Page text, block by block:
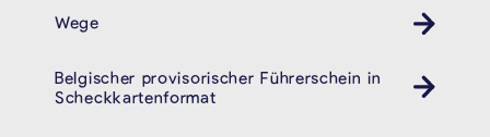
Wege
Belgischer provisorischer Führerschein in
Scheckkartenformat
Auto